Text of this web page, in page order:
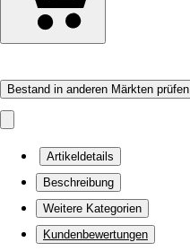
Bestand in anderen Märkten prüfen
Artikeldetails
Beschreibung
Weitere Kategorien
Kundenbewertungen